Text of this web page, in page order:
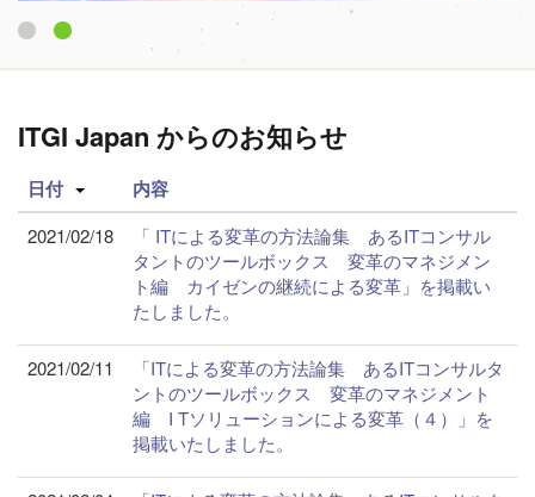
ITGI Japan からのお知らせ
日付 内容
2021/02/18
「 ITによる変革の方法論集 あるITコンサル
タントのツールボックス 変革のマネジメン
ト編 カイゼンの継続による変革」を掲載い
たしました。
2021/02/11
「ITによる変革の方法論集 あるITコンサルタ
ントのツールボックス 変革のマネジメント
編 I Tソリューションによる変革（４）」を
掲載いたしました。